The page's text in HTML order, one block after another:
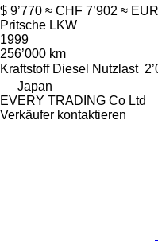
$ 9’770 ≈ CHF 7’902 ≈
Pritsche LKW
1999
256’000 km
Kraftstoff Diesel Nutzlast
Japan
EVERY TRADING Co Ltd
Verkäufer kontaktieren